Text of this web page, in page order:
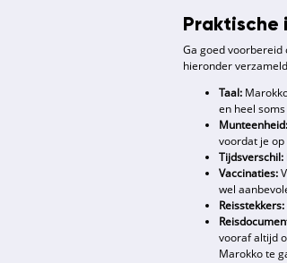
Praktische
Ga goed voorbereid
hieronder
Taal:
en heel
Munteenheid:
voordat je
Tijdsverschil:
Vaccinaties:
wel
Reisstekkers:
vooraf altijd
Marokko te